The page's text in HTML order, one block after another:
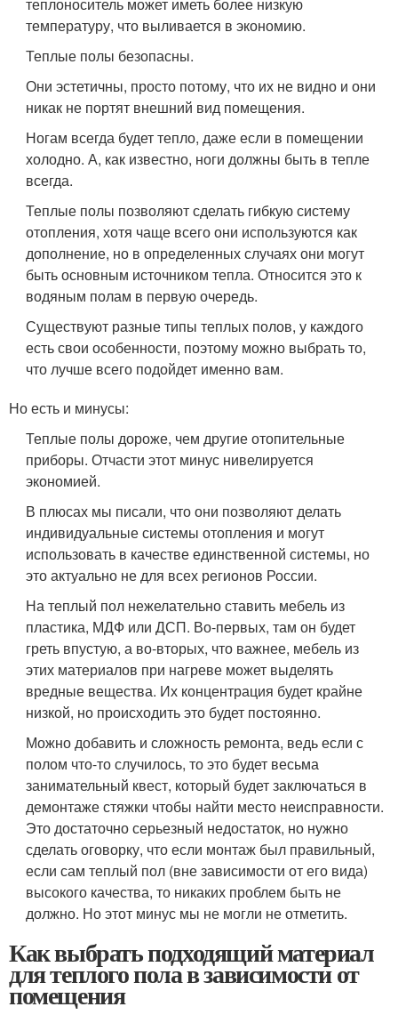
температуру, что выливается в экономию.
Теплые полы безопасны.
Они эстетичны, просто потому, что их не видно и они
никак не портят внешний вид помещения.
Ногам всегда будет тепло, даже если в помещении
холодно. А, как известно, ноги должны быть в тепле
всегда.
Теплые полы позволяют сделать гибкую систему
отопления, хотя чаще всего они используются как
дополнение, но в определенных случаях они могут
быть основным источником тепла. Относится это к
водяным полам в первую очередь.
Существуют разные типы теплых полов, у каждого
есть свои особенности, поэтому можно выбрать то,
что лучше всего подойдет именно вам.
Но есть и минусы:
Теплые полы дороже, чем другие отопительные
приборы. Отчасти этот минус нивелируется
экономией.
В плюсах мы писали, что они позволяют делать
индивидуальные системы отопления и могут
использовать в качестве единственной системы, но
это актуально не для всех регионов России.
На теплый пол нежелательно ставить мебель из
пластика, МДФ или ДСП. Во-первых, там он будет
греть впустую, а во-вторых, что важнее, мебель из
этих материалов при нагреве может выделять
вредные вещества. Их концентрация будет крайне
низкой, но происходить это будет постоянно.
Можно добавить и сложность ремонта, ведь если с
полом что-то случилось, то это будет весьма
занимательный квест, который будет заключаться в
демонтаже стяжки чтобы найти место неисправности.
Это достаточно серьезный недостаток, но нужно
сделать оговорку, что если монтаж был правильный,
если сам теплый пол (вне зависимости от его вида)
высокого качества, то никаких проблем быть не
должно. Но этот минус мы не могли не отметить.
Как выбрать подходящий материал
для теплого пола в зависимости от
помещения